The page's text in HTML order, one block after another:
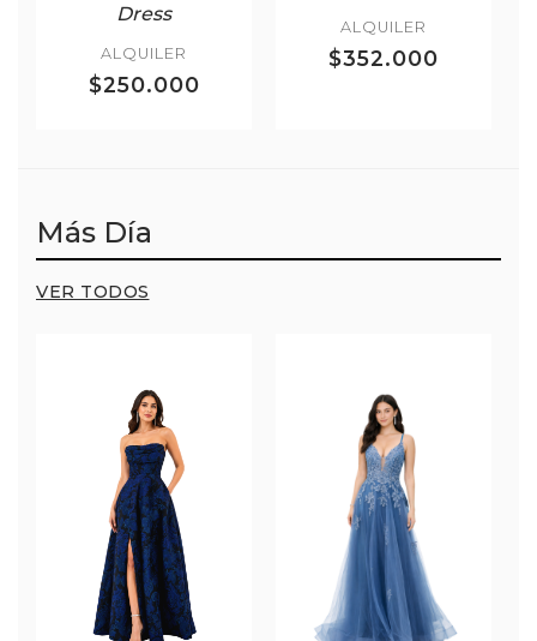
Dress
ALQUILER
$250.000
ALQUILER
$352.000
Más Día
VER TODOS